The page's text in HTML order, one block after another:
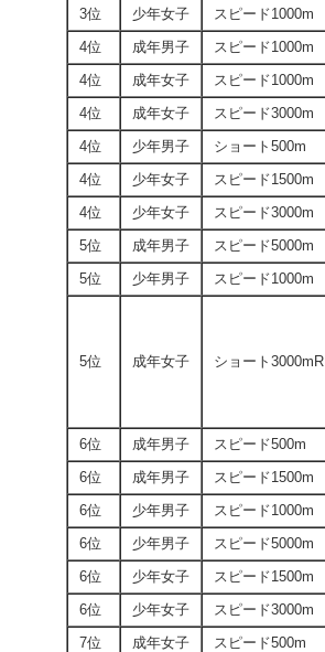
3位
少年女子 スピード1000m
4位
成年男子 スピード1000m
4位
成年女子 スピード1000m
4位
成年女子 スピード3000m
4位
少年男子 ショート500m
4位
少年女子 スピード1500m
4位
少年女子 スピード3000m
5位
成年男子 スピード5000m
5位
少年男子 スピード1000m
5位 成年女子 ショート3000mR
6位
成年男子 スピード500m
6位
成年男子 スピード1500m
6位
少年男子 スピード1000m
6位
少年男子 スピード5000m
6位
少年女子 スピード1500m
6位
少年女子 スピード3000m
7位
成年女子 スピード500m